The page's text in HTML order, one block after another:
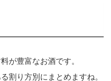
が豊富なお酒です。
割り方別にまとめますね。